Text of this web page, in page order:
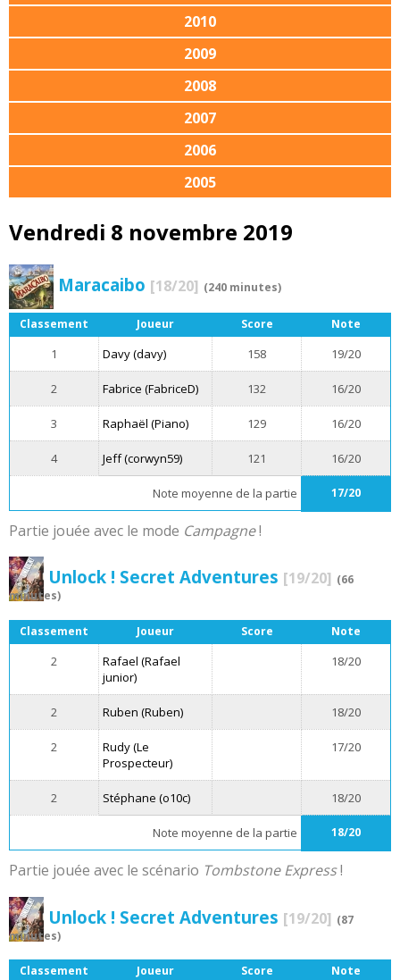
2010
2009
2008
2007
2006
2005
Vendredi 8 novembre 2019
Maracaibo [18/20] (240 minutes)
Classement Joueur Score Note
1 Davy (davy) 158 19/20
2 Fabrice (FabriceD) 132 16/20
3 Raphaël (Piano) 129 16/20
4 Jeff (corwyn59) 121 16/20
Note moyenne de la partie 17/20
Partie jouée avec le mode Campagne!
Unlock ! Secret Adventures [19/20] (66
minutes)
Classement Joueur Score Note
2
Rafael (Rafael
junior)
18/20
2 Ruben (Ruben) 18/20
2
Rudy (Le
Prospecteur)
17/20
2 Stéphane (o10c) 18/20
Note moyenne de la partie 18/20
Partie jouée avec le scénario Tombstone Express!
Unlock ! Secret Adventures [19/20] (87
minutes)
Classement Joueur Score Note